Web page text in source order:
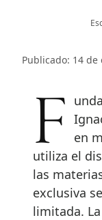
Publicado: 14 de
Fundada en 2020 por el arquitecto en
utiliza el
las
exclusiva
limitada.